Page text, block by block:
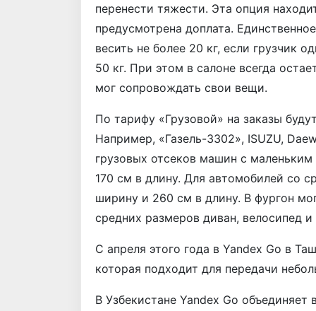
перенести тяжести. Эта опция
предусмотрена доплата.
весить не более 20 кг, если грузчик
50 кг. При этом в салоне всегда
мог сопровождать свои вещи.
По тарифу «Грузовой» на заказы
Например, «Газель-3302», ISUZU,
грузовых отсеков машин с
170 см в длину. Для автомобилей со
ширину и 260 см в длину. В фургон
средних размеров диван, велосипед
С апреля этого года в Yandex Go в
которая подходит для передачи
В Узбекистане Yandex Go